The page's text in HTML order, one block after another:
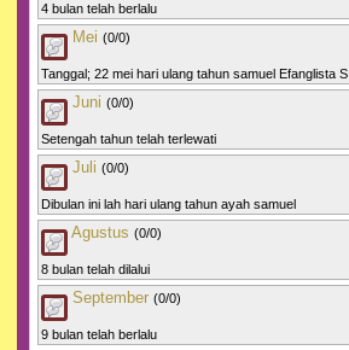
4 bulan telah berlalu
Mei (0/0)
Tanggal; 22 mei hari ulang tahun samuel Efanglista S
Juni (0/0)
Setengah tahun telah terlewati
Juli (0/0)
Dibulan ini lah hari ulang tahun ayah samuel
Agustus (0/0)
8 bulan telah dilalui
September (0/0)
9 bulan telah berlalu